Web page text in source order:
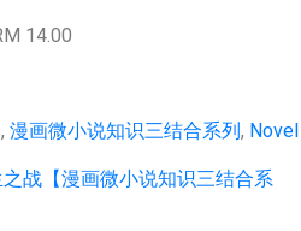
14.00
, 漫画微小说知识三结合系列, Novel
战【漫画微小说知识三结合系